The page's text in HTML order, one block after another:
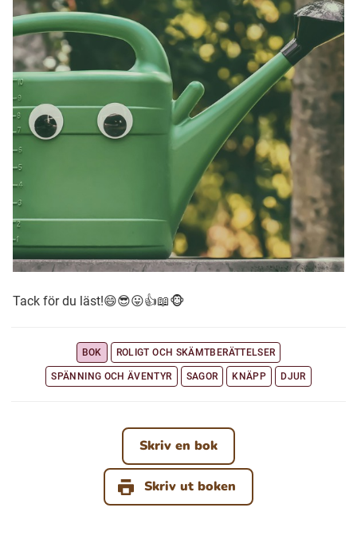
Tack för du läst!😄😎😛👍📖🐵
BOK ROLIGT OCH SKÄMTBERÄTTELSER
SPÄNNING OCH ÄVENTYR SAGOR KNÄPP DJUR
Skriv en bok
Skriv ut boken